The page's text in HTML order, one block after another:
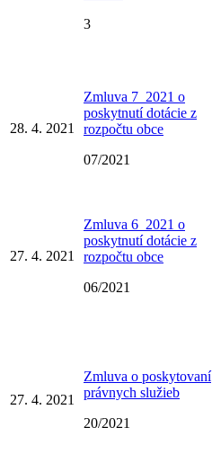
3
28. 4. 2021
Zmluva 7_2021 o
poskytnutí dotácie z
rozpočtu obce
07/2021
27. 4. 2021
Zmluva 6_2021 o
poskytnutí dotácie z
rozpočtu obce
06/2021
27. 4. 2021
Zmluva o poskytovaní
právnych služieb
20/2021